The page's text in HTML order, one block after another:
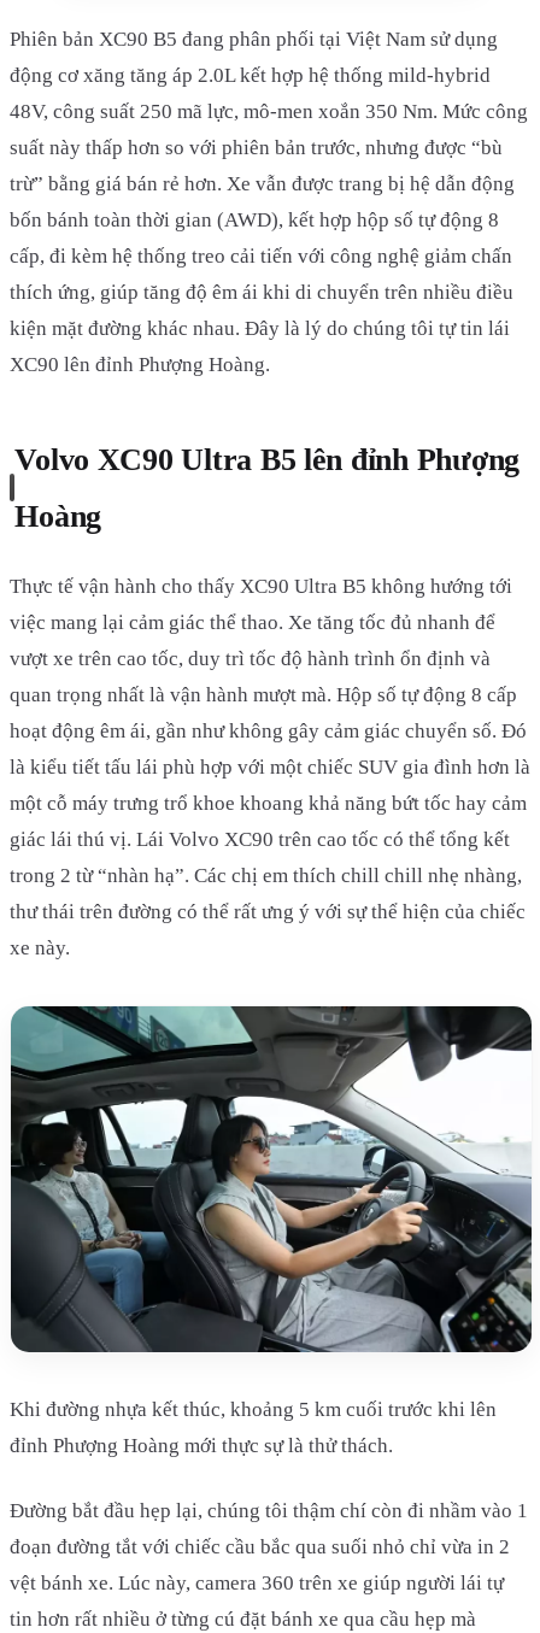
Phiên bản XC90 B5 đang phân phối tại Việt Nam sử dụng
động cơ xăng tăng áp 2.0L kết hợp hệ thống mild-hybrid
48V, công suất 250 mã lực, mô-men xoắn 350 Nm. Mức công
suất này thấp hơn so với phiên bản trước, nhưng được “bù
trừ” bằng giá bán rẻ hơn. Xe vẫn được trang bị hệ dẫn động
bốn bánh toàn thời gian (AWD), kết hợp hộp số tự động 8
cấp, đi kèm hệ thống treo cải tiến với công nghệ giảm chấn
thích ứng, giúp tăng độ êm ái khi di chuyển trên nhiều điều
kiện mặt đường khác nhau. Đây là lý do chúng tôi tự tin lái
XC90 lên đỉnh Phượng Hoàng.
Volvo XC90 Ultra B5 lên đỉnh Phượng
Hoàng
Thực tế vận hành cho thấy XC90 Ultra B5 không hướng tới
việc mang lại cảm giác thể thao. Xe tăng tốc đủ nhanh để
vượt xe trên cao tốc, duy trì tốc độ hành trình ổn định và
quan trọng nhất là vận hành mượt mà. Hộp số tự động 8 cấp
hoạt động êm ái, gần như không gây cảm giác chuyển số. Đó
là kiểu tiết tấu lái phù hợp với một chiếc SUV gia đình hơn là
một cỗ máy trưng trổ khoe khoang khả năng bứt tốc hay cảm
giác lái thú vị. Lái Volvo XC90 trên cao tốc có thể tổng kết
trong 2 từ “nhàn hạ”. Các chị em thích chill chill nhẹ nhàng,
thư thái trên đường có thể rất ưng ý với sự thể hiện của chiếc
xe này.
Khi đường nhựa kết thúc, khoảng 5 km cuối trước khi lên
đỉnh Phượng Hoàng mới thực sự là thử thách.
Đường bắt đầu hẹp lại, chúng tôi thậm chí còn đi nhầm vào 1
đoạn đường tắt với chiếc cầu bắc qua suối nhỏ chỉ vừa in 2
vệt bánh xe. Lúc này, camera 360 trên xe giúp người lái tự
tin hơn rất nhiều ở từng cú đặt bánh xe qua cầu hẹp mà